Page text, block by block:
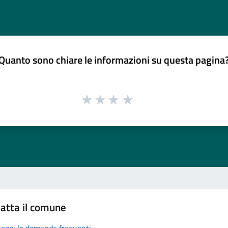
sono chiare le informazioni su questa
il comune